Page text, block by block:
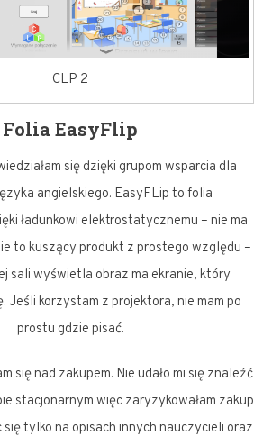
CLP 2
Folia EasyFlip
się dzięki grupom wsparcia dla
angielskiego. EasyFLip to folia
ładunkowi elektrostatycznemu – nie ma
to kuszący produkt z prostego względu –
sali wyświetla obraz ma ekranie, który
Jeśli korzystam z projektora, nie mam po
prostu gdzie pisać.
się nad zakupem. Nie udało mi się znaleźć
stacjonarnym więc zaryzykowałam zakup
tylko na opisach innych nauczycieli oraz